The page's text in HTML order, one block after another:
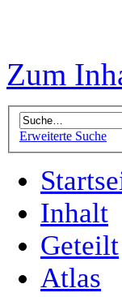
Zum
Erweiterte Suche
Inhalt
Geteilt
Atlas